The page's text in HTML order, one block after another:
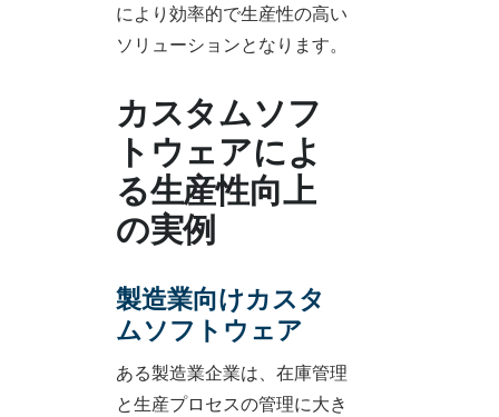
により効率的で生産性の高い
ソリューションとなります。
カスタムソフ
トウェアによ
る生産性向上
の実例
製造業向けカスタ
ムソフトウェア
ある製造業企業は、在庫管理
と生産プロセスの管理に大き